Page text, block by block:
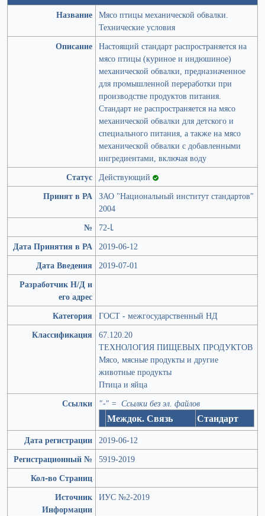
Название Мясо птицы механической обвалки.
Технические условия
Описание Настоящий стандарт распространяется на
мясо птицы (куриное и индюшиное)
механической обвалки, предназначенное
для промышленной переработки при
производстве продуктов питания.
Стандарт не распространяется на мясо
механической обвалки для детского и
специального питания, а также на мясо
механической обвалки с добавленными
ингредиентами, включая воду
Статус Действующий
Принят в РА ЗАО "Национальный институт стандартов"
2004
№
72-Լ
Дата Принятия в РА 2019-06-12
Дата Введения
2019-07-01
Разработчик Н/Д и
его адрес
Категория
ГОСТ - межгосударственный НД
Классификация
67.120.20
ТЕХНОЛОГИЯ ПИЩЕВЫХ ПРОДУКТОВ
Мясо, мясные продукты и другие
животные продукты
Птица и яйца
Ссылки
"-" = Ссылки без эл. файлов
Междок. Связь Стандарт
Дата регистрации 2019-06-12
Регистрационный №
5919-2019
Кол-во Страниц
Источник
Информации
ИУС №2-2019